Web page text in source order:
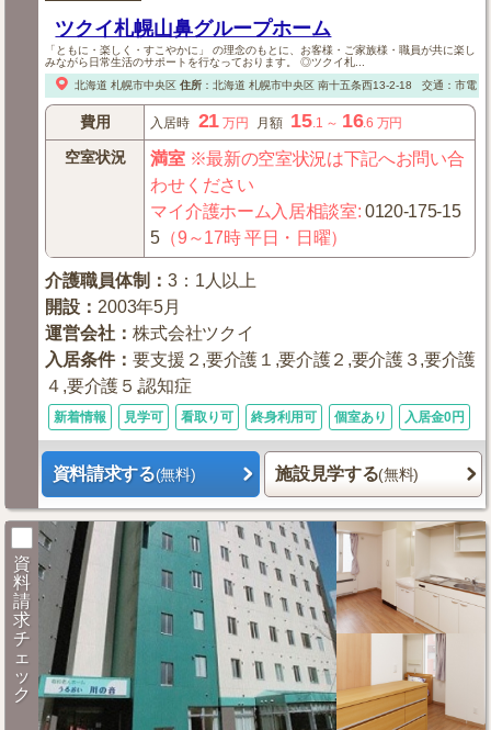
ツクイ札幌山鼻グループホーム
「ともに・楽しく・すこやかに」 の理念のもとに、お客様・ご家族様・職員が共に楽し
みながら日常生活のサポートを行なっております。 ◎ツクイ札...
北海道 札幌市中央区 住所： 北海道 札幌市中央区南十五条西13-2-18 交通：市電「
費用 入居時 21 万円 月額 15.1 ～ 16.6 万円
空室状況 満室※最新の空室状況は下記へお問い合
わせください
マイ介護ホーム入居相談室:0120-175-15
5 （9～17時 平日・日曜）
介護職員体制 ：3：1人以上
開設 ： 2003年5月
運営会社 ：株式会社ツクイ
入居条件：要支援２,要介護１,要介護２,要介護３,要介護
４,要介護５,認知症
新着情報 見学可 看取り可 終身利用可 個室あり 入居金0円
資料請求する(無料) 施設見学する(無料)
資
料
請
求
チ
ェ
ッ
ク